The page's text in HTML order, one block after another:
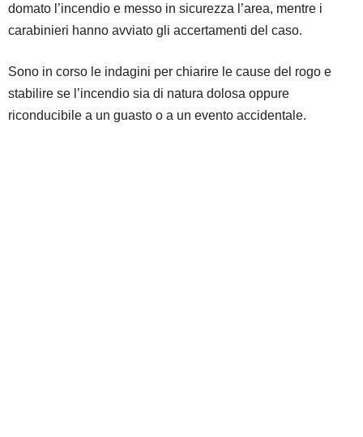
domato l’incendio e messo in sicurezza l’area, mentre i
carabinieri hanno avviato gli accertamenti del caso.
Sono in corso le indagini per chiarire le cause del rogo e
stabilire se l’incendio sia di natura dolosa oppure
riconducibile a un guasto o a un evento accidentale.